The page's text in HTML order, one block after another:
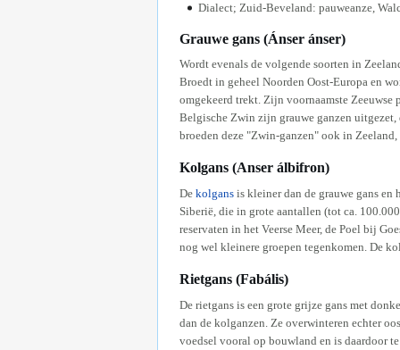
Dialect; Zuid-Beveland: pauweanze,
Grauwe gans (Ánser ánser)
Wordt evenals de volgende soorten in
Broedt in geheel Noorden Oost-Europa en
omgekeerd trekt. Zijn voornaamste
Belgische Zwin zijn grauwe ganzen
broeden deze "Zwin-ganzen" ook in
Kolgans (Anser álbifron)
De kolgans is kleiner dan de grauwe gans
Siberië, die in grote aantallen (tot ca.
reservaten in het Veerse Meer, de Poel bij
nog wel kleinere groepen tegenkomen. De
Rietgans (Fabális)
De rietgans is een grote grijze gans met
dan de kolganzen. Ze overwinteren echter
voedsel vooral op bouwland en is daardoor